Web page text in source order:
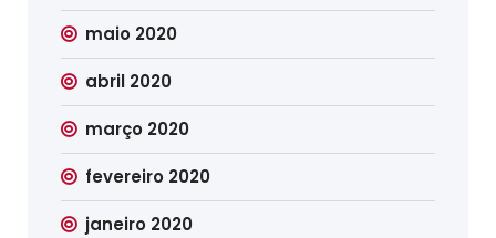
maio 2020
abril 2020
março 2020
fevereiro 2020
janeiro 2020